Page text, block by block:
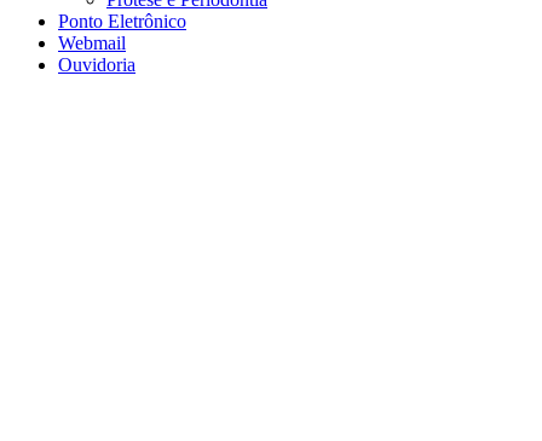
Ponto Eletrônico
Webmail
Ouvidoria